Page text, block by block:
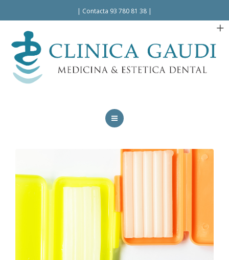
| Contacta 93 780 81 38 |
TRATAMIENTOS
FACILIDADES
CONTACTO